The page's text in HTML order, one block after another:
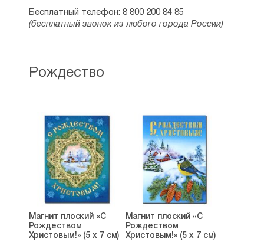
Бесплатный телефон: 8 800 200 84 85
(бесплатный звонок из любого города России)
Рождество
Магнит плоский «С
Рождеством
Христовым!» (5 х 7 см)
Магнит плоский «С
Рождеством
Христовым!» (5 х 7 см)